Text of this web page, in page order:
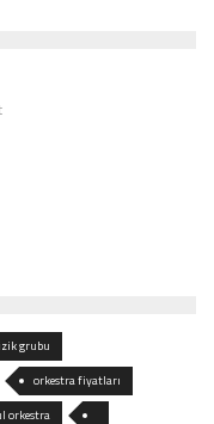
grubu
orkestra fiyatları
orkestra